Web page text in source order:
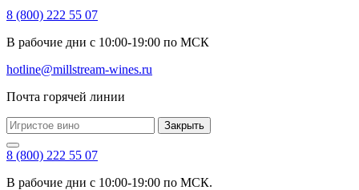
8 (800) 222 55 07
В рабочие дни с 10:00-19:00 по МСК
hotline@millstream-wines.ru
Почта горячей линии
Закрыть
8 (800) 222 55 07
В рабочие дни с 10:00-19:00 по МСК.